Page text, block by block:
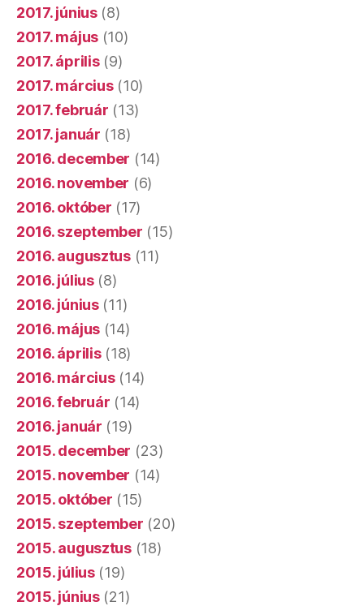
2017. június(8)
2017. május (10)
2017. április(9)
2017. március(10)
2017. február (13)
2017. január (18)
2016. december (14)
2016. november (6)
2016. október (17)
2016. szeptember (15)
2016. augusztus(11)
2016. július(8)
2016. június(11)
2016. május (14)
2016. április(18)
2016. március(14)
2016. február (14)
2016. január (19)
2015. december (23)
2015. november (14)
2015. október (15)
2015. szeptember (20)
2015. augusztus(18)
2015. július(19)
2015. június(21)